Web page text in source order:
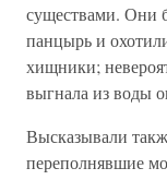
существами. Они
панцырь и
хищники;
выгнала из воды
Высказывали
переполнявшие